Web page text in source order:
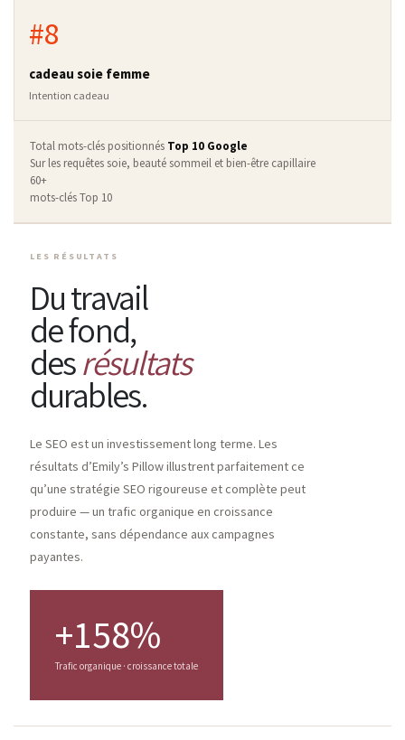
#8
cadeau soie femme
Intention cadeau
Total mots-clés positionnés Top 10 Google
Sur les requêtes soie, beauté sommeil et bien-être capillaire
60+
mots-clés Top 10
LES RÉSULTATS
Du travail
de fond,
desrésultats
durables.
Le SEO est un investissement long terme. Les
résultats d’Emily’s Pillow illustrent parfaitement ce
qu’une stratégie SEO rigoureuse et complète peut
produire — un trafic organique en croissance
constante, sans dépendance aux campagnes
payantes.
+158%
Trafic organique · croissance totale